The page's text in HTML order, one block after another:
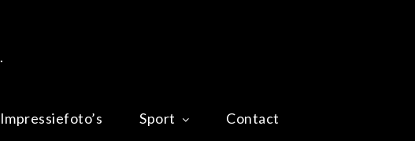
Impressiefoto’s Sport
Contact